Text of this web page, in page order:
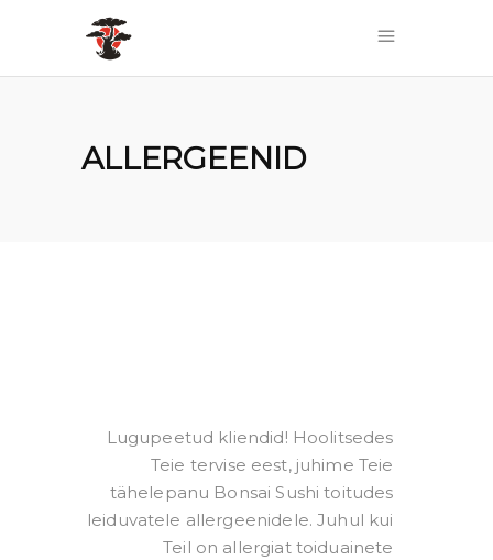
ALLERGEENID
Lugupeetud kliendid! Hoolitsedes
Teie tervise eest, juhime Teie
tähelepanu Bonsai Sushi toitudes
leiduvatele allergeenidele. Juhul kui
Teil on allergiat toiduainete